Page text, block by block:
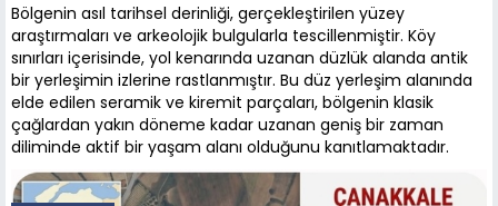
Bölgenin asıl tarihsel derinliği, gerçekleştirilen yüzey
araştırmaları ve arkeolojik bulgularla tescillenmiştir. Köy
sınırları içerisinde, yol kenarında uzanan düzlük alanda antik
bir yerleşimin izlerine rastlanmıştır. Bu düz yerleşim alanında
elde edilen seramik ve kiremit parçaları, bölgenin klasik
çağlardan yakın döneme kadar uzanan geniş bir zaman
diliminde aktif bir yaşam alanı olduğunu kanıtlamaktadır.